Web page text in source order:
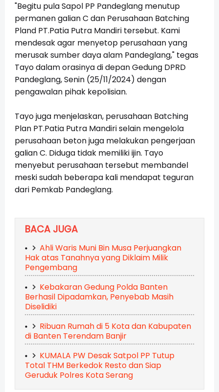
"Begitu pula Sapol PP Pandeglang menutup
permanen galian C dan Perusahaan Batching
Pland PT.Patia Putra Mandiri tersebut. Kami
mendesak agar menyetop perusahaan yang
merusak sumber daya alam Pandeglang," tegas
Tayo dalam orasinya di depan Gedung DPRD
Pandeglang, Senin (25/11/2024) dengan
pengawalan pihak kepolisian.
Tayo juga menjelaskan, perusahaan Batching
Plan PT.Patia Putra Mandiri selain mengelola
perusahaan beton juga melakukan pengerjaan
galian C. Diduga tidak memiliki ijin. Tayo
menyebut perusahaan tersebut membandel
meski sudah beberapa kali mendapat teguran
dari Pemkab Pandeglang.
BACA JUGA
Ahli Waris Muni Bin Musa Perjuangkan
Hak atas Tanahnya yang Diklaim Milik
Pengembang
Kebakaran Gedung Polda Banten
Berhasil Dipadamkan, Penyebab Masih
Diselidiki
Ribuan Rumah di 5 Kota dan Kabupaten
di Banten Terendam Banjir
KUMALA PW Desak Satpol PP Tutup
Total THM Berkedok Resto dan Siap
Geruduk Polres Kota Serang